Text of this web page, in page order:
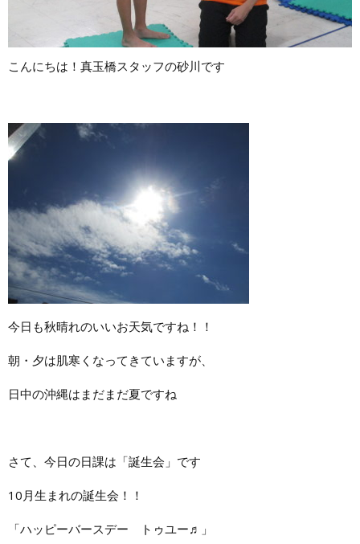
こんにちは！真玉橋スタッフの砂川です
今日も秋晴れのいいお天気ですね！！
朝・夕は肌寒くなってきていますが、
日中の沖縄はまだまだ夏ですね
さて、今日の日課は「誕生会」です
10月生まれの誕生会！！
「ハッピーバースデー トゥユー♬」